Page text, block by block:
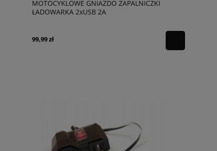
MOTOCYKLOWE GNIAZDO ZAPALNICZKI
ŁADOWARKA 2xUSB 2A
99,99 zł